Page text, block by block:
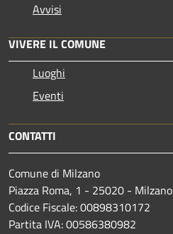
Avvisi
VIVERE IL COMUNE
Luoghi
Eventi
CONTATTI
Comune di Milzano
Piazza Roma, 1 - 25020 - Milzano
Codice Fiscale: 00898310172
Partita IVA: 00586380982